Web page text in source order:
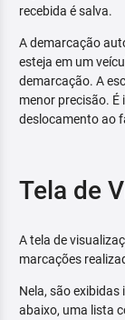
recebida é salva.
A demarcação
esteja em um
demarcação. A
menor precisão.
deslocamento ao
Tela de
A tela de
marcações
Nela, são
abaixo, uma lista